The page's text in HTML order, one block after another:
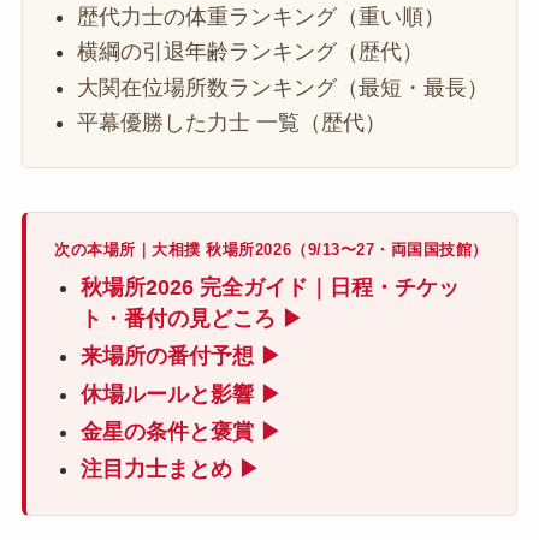
歴代力士の体重ランキング（重い順）
横綱の引退年齢ランキング（歴代）
大関在位場所数ランキング（最短・最長）
平幕優勝した力士 一覧（歴代）
次の本場所｜大相撲 秋場所2026（9/13〜27・両国国技館）
秋場所2026 完全ガイド｜日程・チケッ
ト・番付の見どころ ▶
来場所の番付予想 ▶
休場ルールと影響 ▶
金星の条件と褒賞 ▶
注目力士まとめ ▶